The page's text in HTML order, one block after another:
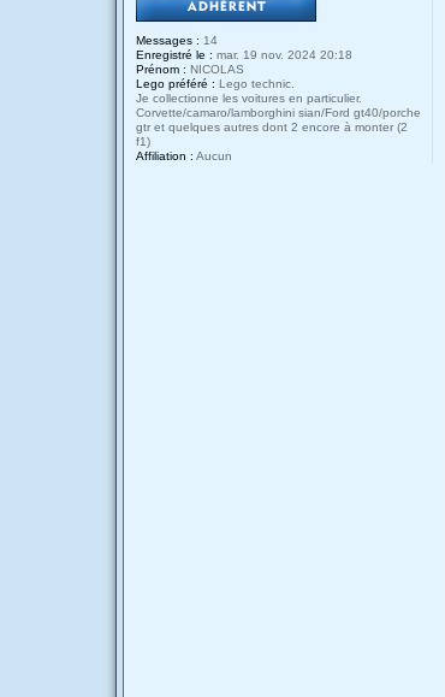
Messages : 14
Enregistré le : mar. 19 nov. 2024 20:18
Prénom : NICOLAS
Lego préféré : Lego technic.
Je collectionne les voitures en particulier.
Corvette/camaro/lamborghini sian/Ford gt40/porche
gtr et quelques autres dont 2 encore à monter (2
f1)
Affiliation : Aucun